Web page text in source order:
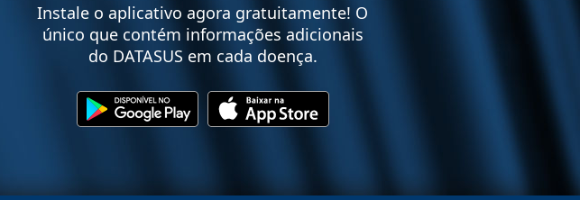
Instale o aplicativo agora gratuitamente! O
único que contém informações adicionais
do DATASUS em cada doença.